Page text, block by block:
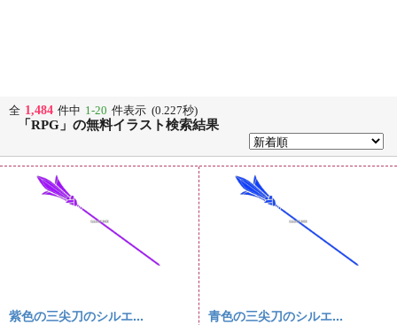
全 1,484 件中 1-20 件表示 (0.227秒)
「RPG」の無料イラスト検索結果
紫色の三尖刀のシルエ... 青色の三尖刀のシルエ...